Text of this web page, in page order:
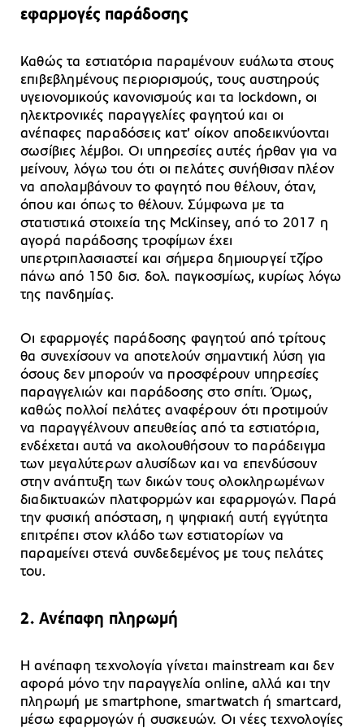
εφαρμογές παράδοσης
Καθώς τα εστιατόρια παραμένουν ευάλωτα στους
επιβεβλημένους περιορισμούς, τους αυστηρούς
υγειονομικούς κανονισμούς και τα lockdown, οι
ηλεκτρονικές παραγγελίες φαγητού και οι
ανέπαφες παραδόσεις κατ’ οίκον αποδεικνύονται
σωσίβιες λέμβοι. Οι υπηρεσίες αυτές ήρθαν για να
μείνουν, λόγω του ότι οι πελάτες συνήθισαν πλέον
να απολαμβάνουν το φαγητό που θέλουν, όταν,
όπου και όπως το θέλουν. Σύμφωνα με τα
στατιστικά στοιχεία της McKinsey, από το 2017 η
αγορά παράδοσης τροφίμων έχει
υπερτριπλασιαστεί και σήμερα δημιουργεί τζίρο
πάνω από 150 δισ. δολ. παγκοσμίως, κυρίως λόγω
της πανδημίας.
Οι εφαρμογές παράδοσης φαγητού από τρίτους
θα συνεχίσουν να αποτελούν σημαντική λύση για
όσους δεν μπορούν να προσφέρουν υπηρεσίες
παραγγελιών και παράδοσης στο σπίτι. Όμως,
καθώς πολλοί πελάτες αναφέρουν ότι προτιμούν
να παραγγέλνουν απευθείας από τα εστιατόρια,
ενδέχεται αυτά να ακολουθήσουν το παράδειγμα
των μεγαλύτερων αλυσίδων και να επενδύσουν
στην ανάπτυξη των δικών τους ολοκληρωμένων
διαδικτυακών πλατφορμών και εφαρμογών. Παρά
την φυσική απόσταση, η ψηφιακή αυτή εγγύτητα
επιτρέπει στον κλάδο των εστιατορίων να
παραμείνει στενά συνδεδεμένος με τους πελάτες
του.
2. Ανέπαφη πληρωμή
Η ανέπαφη τεχνολογία γίνεται mainstream και δεν
αφορά μόνο την παραγγελία online, αλλά και την
πληρωμή με smartphone, smartwatch ή smartcard,
μέσω εφαρμογών ή συσκευών. Οι νέες τεχνολογίες